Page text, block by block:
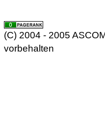
(C) 2004 - 2005
vorbehalten